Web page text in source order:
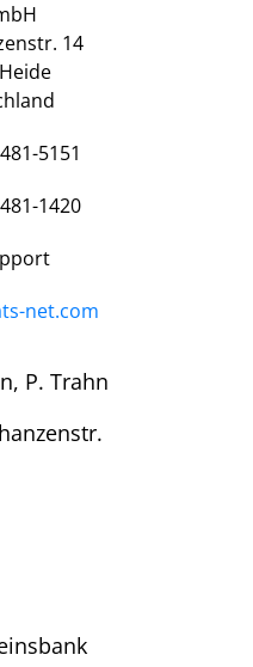
14
5151
1420
net.com
P. Trahn